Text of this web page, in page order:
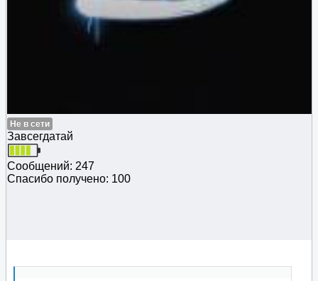
Не в сети
Завсегдатай
Сообщений: 247
Спасибо получено: 100